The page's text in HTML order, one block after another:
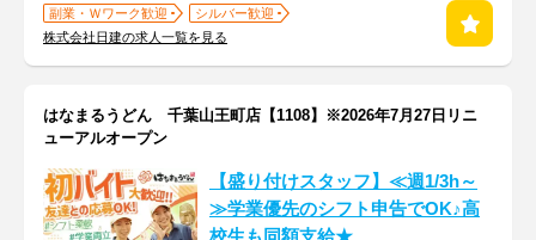
副業・Ｗワーク歓迎
シルバー歓迎
株式会社日建の求人一覧を見る
はなまるうどん 千葉山王町店【1108】※2026年7月27日リニ
ューアルオープン
【盛り付けスタッフ】≪週1/3h～
≫学業優先のシフト申告でOK♪高